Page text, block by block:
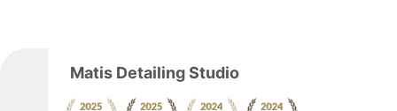
Matis Detailing Studio